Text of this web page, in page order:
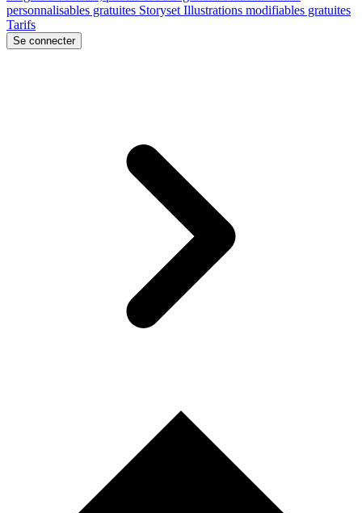
personnalisables gratuites Storyset Illustrations modifiables gratuites
Tarifs
Se connecter